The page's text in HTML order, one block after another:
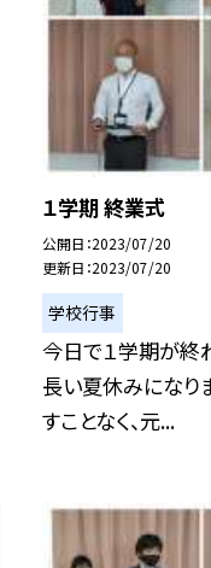
１学期 終業式
公開日 2023/07/20
更新日 2023/07/20
学校行事
今日で１学期が終
長い夏休みになり
すことなく、元...